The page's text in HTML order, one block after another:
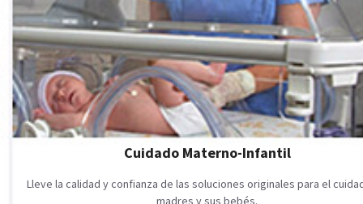
Cuidado Materno-Infantil
Lleve la calidad y confianza de las soluciones originales para el
madres y sus bebés.